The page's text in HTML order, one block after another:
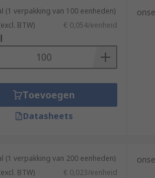
(1 verpakking van 100 eenheden)
BTW) € 0,054/eenheid
Toevoegen
Datasheets
(1 verpakking van 200 eenheden)
BTW) € 0,023/eenheid